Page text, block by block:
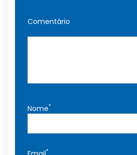
Comentário
Nome*
*